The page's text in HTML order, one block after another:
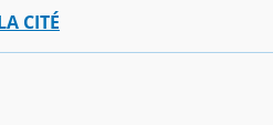
CITÉ